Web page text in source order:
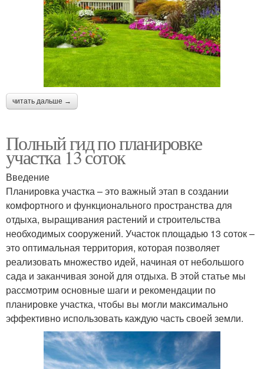
читать дальше →
Полный гид по планировке
участка 13 соток
Введение
Планировка участка – это важный этап в создании
комфортного и функционального пространства для
отдыха, выращивания растений и строительства
необходимых сооружений. Участок площадью 13 соток –
это оптимальная территория, которая позволяет
реализовать множество идей, начиная от небольшого
сада и заканчивая зоной для отдыха. В этой статье мы
рассмотрим основные шаги и рекомендации по
планировке участка, чтобы вы могли максимально
эффективно использовать каждую часть своей земли.